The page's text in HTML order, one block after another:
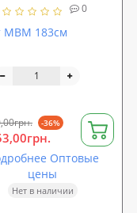
0
MBM 183см
-36%
Оптовые
цены
Нет в наличии